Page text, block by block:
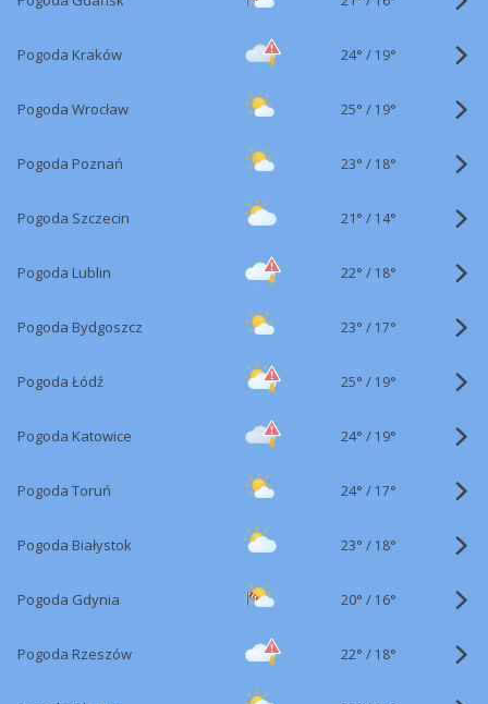
Pogoda Kraków 24° / 19°
Pogoda Wrocław 25° / 19°
Pogoda Poznań 23° / 18°
Pogoda Szczecin 21° / 14°
Pogoda Lublin 22° / 18°
Pogoda Bydgoszcz 23° / 17°
Pogoda Łódź 25° / 19°
Pogoda Katowice 24° / 19°
Pogoda Toruń 24° / 17°
Pogoda Białystok 23° / 18°
Pogoda Gdynia 20° / 16°
Pogoda Rzeszów 22° / 18°